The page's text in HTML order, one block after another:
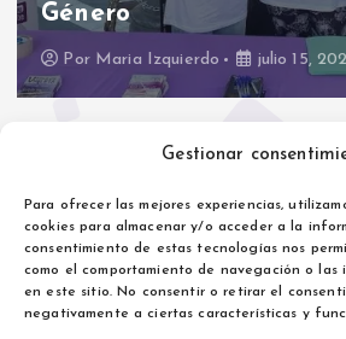
Gestionar
Para ofrecer las mejores experiencias,
cookies para almacenar y/o acceder a la
consentimiento de estas tecnologías nos
como el comportamiento de navegación o las
en este sitio. No consentir o retirar el
negativamente a ciertas características y
Género
Por Maria Izquierdo julio 15,
Aviso legal
Política de privacidad